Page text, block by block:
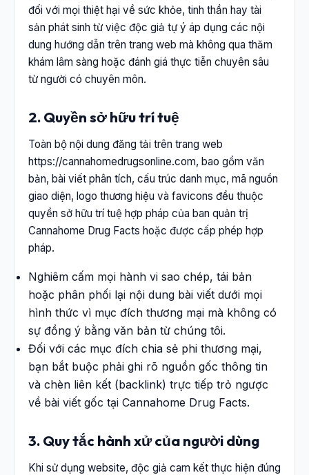
đối với mọi thiệt hại về sức khỏe, tinh thần hay tài
sản phát sinh từ việc độc giả tự ý áp dụng các nội
dung hướng dẫn trên trang web mà không qua thăm
khám lâm sàng hoặc đánh giá thực tiễn chuyên sâu
từ người có chuyên môn.
2. Quyền sở hữu trí tuệ
Toàn bộ nội dung đăng tải trên trang web
https://cannahomedrugsonline.com, bao gồm văn
bản, bài viết phân tích, cấu trúc danh mục, mã nguồn
giao diện, logo thương hiệu và favicons đều thuộc
quyền sở hữu trí tuệ hợp pháp của ban quản trị
Cannahome Drug Facts hoặc được cấp phép hợp
pháp.
Nghiêm cấm mọi hành vi sao chép, tái bản
hoặc phân phối lại nội dung bài viết dưới mọi
hình thức vì mục đích thương mại mà không có
sự đồng ý bằng văn bản từ chúng tôi.
Đối với các mục đích chia sẻ phi thương mại,
bạn bắt buộc phải ghi rõ nguồn gốc thông tin
và chèn liên kết (backlink) trực tiếp trỏ ngược
về bài viết gốc tại Cannahome Drug Facts.
3. Quy tắc hành xử của người dùng
Khi sử dụng website, độc giả cam kết thực hiện đúng